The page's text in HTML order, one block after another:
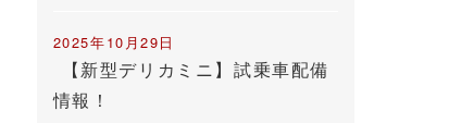
2025年10月29日
【新型デリカミニ】試乗車配備
情報！